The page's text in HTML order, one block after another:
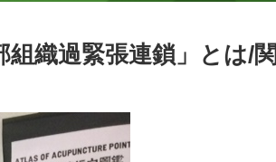
織過緊張連鎖」とは/関